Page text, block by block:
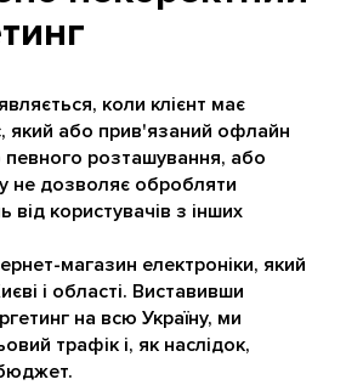
коли клієнт має
який або прив'язаний офлайн
розташування, або
не дозволяє обробляти
від користувачів з інших
магазин електроніки, який
і області. Виставивши
на всю Україну, ми
трафік і, як наслідок,